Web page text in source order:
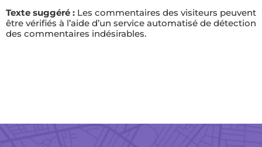
Texte suggéré : Les commentaires des visiteurs peuvent
être vérifiés à l’aide d’un service automatisé de détection
des commentaires indésirables.